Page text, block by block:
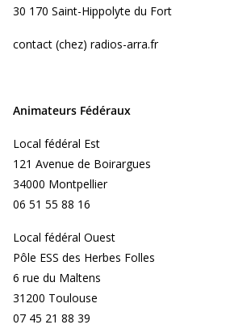
30 170 Saint-Hippolyte du Fort
contact (chez) radios-arra.fr
Animateurs Fédéraux
Local fédéral Est
121 Avenue de Boirargues
34000 Montpellier
06 51 55 88 16
Local fédéral Ouest
Pôle ESS des Herbes Folles
6 rue du Maltens
31200 Toulouse
07 45 21 88 39